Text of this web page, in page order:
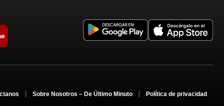
Sobre Nosotros – De Último Minuto Política de privacidad